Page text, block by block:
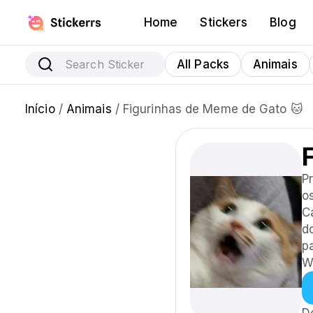
Home Stickers Blog
All Packs Animais
Início/ Animais / Figurinhas de Meme de Gato 🐱